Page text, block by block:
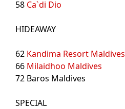
58 Ca`di Dio
HIDEAWAY
62 Kandima Resort Maldives
66 Milaidhoo Maldives
72 Baros Maldives
SPECIAL